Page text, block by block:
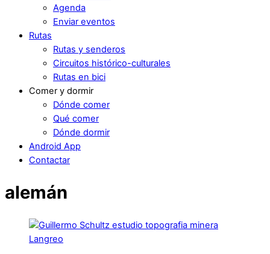
Agenda
Enviar eventos
Rutas
Rutas y senderos
Circuitos histórico-culturales
Rutas en bici
Comer y dormir
Dónde comer
Qué comer
Dónde dormir
Android App
Contactar
alemán